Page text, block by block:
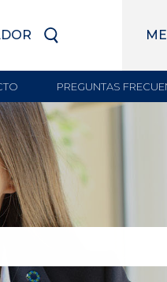
PREGUNTAS